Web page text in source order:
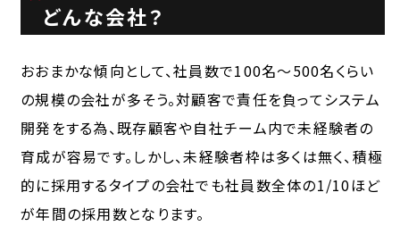
どんな会社？
おおまかな傾向として、社員数で100名～500名くらい
の規模の会社が多そう。対顧客で責任を負ってシステム
開発をする為、既存顧客や自社チーム内で未経験者の
育成が容易です。しかし、未経験者枠は多くは無く、積極
的に採用するタイプの会社でも社員数全体の1/10ほど
が年間の採用数となります。